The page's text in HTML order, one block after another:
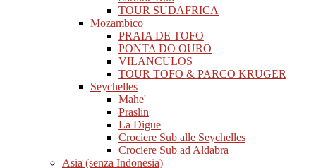
TOUR SUDAFRICA
Mozambico
PRAIA DE TOFO
PONTA DO OURO
VILANCULOS
TOUR TOFO & PARCO KRUGER
Seychelles
Mahe'
Praslin
La Digue
Crociere Sub alle Seychelles
Crociere Sub ad Aldabra
Asia (senza Indonesia)